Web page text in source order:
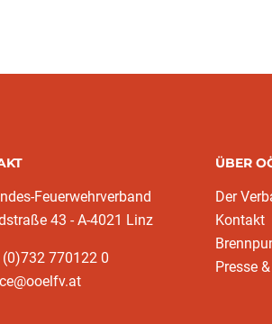
Feuerwehrverband
43 - A-4021 Linz
770122 0
ÜBER
Der
Kontakt
Presse